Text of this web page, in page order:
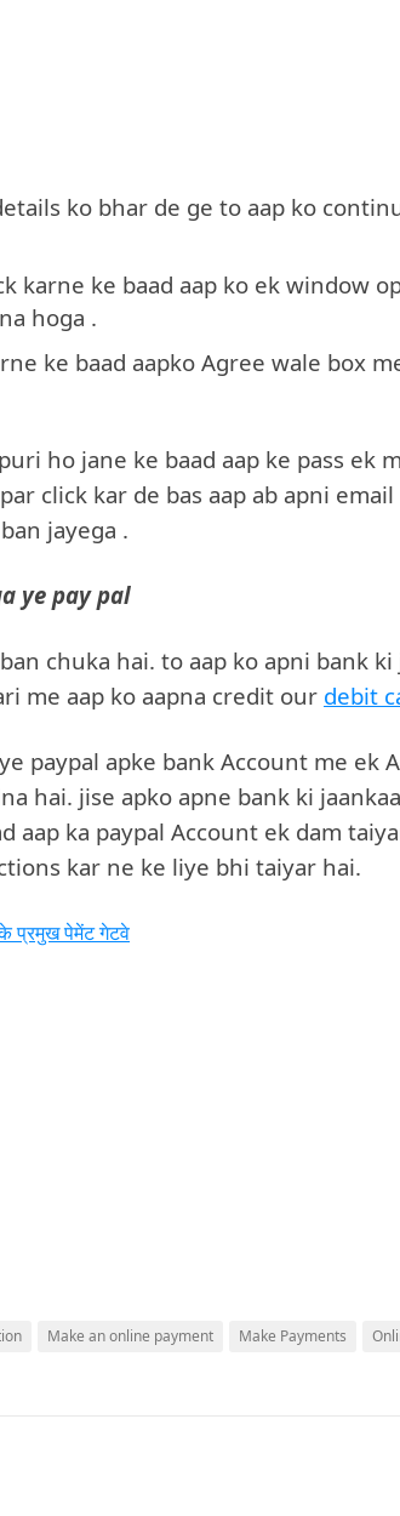
ko bhar de ge to aap ko
karne ke baad aap ko ek window
hoga .
ke baad aapko Agree wale box
ho jane ke baad aap ke pass ek
click kar de bas aap ab apni
jayega .
ye pay pal
chuka hai. to aap ko apni bank
me aap ko aapna credit our debit
paypal apke bank Account me ek
hai. jise apko apne bank ki
aap ka paypal Account ek dam
kar ne ke liye bhi taiyar hai.
प्रमुख पेमेंट गेटवे
Make an online payment Make Payments